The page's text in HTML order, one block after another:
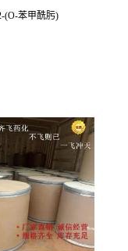
(O-苯甲酰肟)